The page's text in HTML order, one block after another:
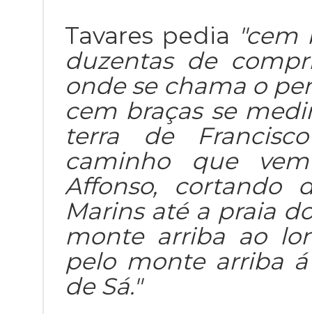
Tavares pedia "cem
duzentas de
onde se chama o
cem braças se
terra de
caminho que
Affonso, cortando
Marins até a praia
monte arriba ao
pelo monte arriba á
de Sá."